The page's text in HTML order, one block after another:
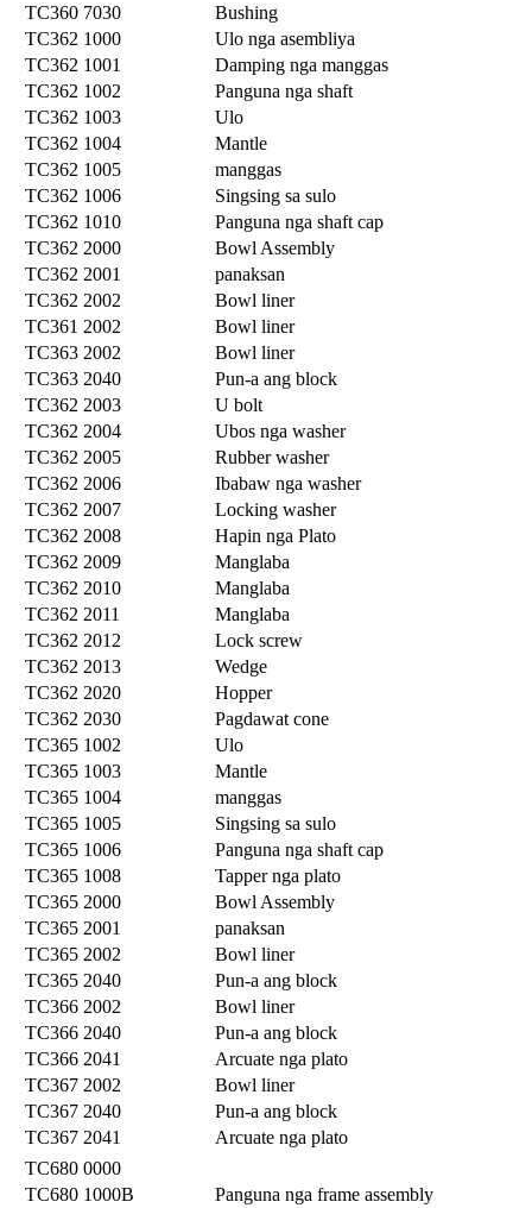
TC360 7030
Bushing
TC362 1000
Ulo nga asembliya
TC362 1001
Damping nga manggas
TC362 1002
Panguna nga shaft
TC362 1003
Ulo
TC362 1004
Mantle
TC362 1005
manggas
TC362 1006
Singsing sa sulo
TC362 1010
Panguna nga shaft cap
TC362 2000
Bowl Assembly
TC362 2001
panaksan
TC362 2002
Bowl liner
TC361 2002
Bowl liner
TC363 2002
Bowl liner
TC363 2040
Pun-a ang block
TC362 2003
U bolt
TC362 2004
Ubos nga washer
TC362 2005
Rubber washer
TC362 2006
Ibabaw nga washer
TC362 2007
Locking washer
TC362 2008
Hapin nga Plato
TC362 2009
Manglaba
TC362 2010
Manglaba
TC362 2011
Manglaba
TC362 2012
Lock screw
TC362 2013
Wedge
TC362 2020
Hopper
TC362 2030
Pagdawat cone
TC365 1002
Ulo
TC365 1003
Mantle
TC365 1004
manggas
TC365 1005
Singsing sa sulo
TC365 1006
Panguna nga shaft cap
TC365 1008
Tapper nga plato
TC365 2000
Bowl Assembly
TC365 2001
panaksan
TC365 2002
Bowl liner
TC365 2040
Pun-a ang block
TC366 2002
Bowl liner
TC366 2040
Pun-a ang block
TC366 2041
Arcuate nga plato
TC367 2002
Bowl liner
TC367 2040
Pun-a ang block
TC367 2041
Arcuate nga plato
TC680 0000
TC680 1000B
Panguna nga frame assembly